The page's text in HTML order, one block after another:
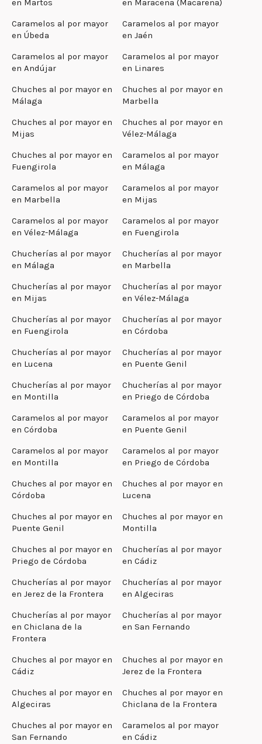
en Martos
en Maracena (Macarena)
Caramelos al por mayor
en Úbeda
Caramelos al por mayor
en Jaén
Caramelos al por mayor
en Andújar
Caramelos al por mayor
en Linares
Chuches al por mayor en
Málaga
Chuches al por mayor en
Marbella
Chuches al por mayor en
Mijas
Chuches al por mayor en
Vélez-Málaga
Chuches al por mayor en
Fuengirola
Caramelos al por mayor
en Málaga
Caramelos al por mayor
en Marbella
Caramelos al por mayor
en Mijas
Caramelos al por mayor
en Vélez-Málaga
Caramelos al por mayor
en Fuengirola
Chucherías al por mayor
en Málaga
Chucherías al por mayor
en Marbella
Chucherías al por mayor
en Mijas
Chucherías al por mayor
en Vélez-Málaga
Chucherías al por mayor
en Fuengirola
Chucherías al por mayor
en Córdoba
Chucherías al por mayor
en Lucena
Chucherías al por mayor
en Puente Genil
Chucherías al por mayor
en Montilla
Chucherías al por mayor
en Priego de Córdoba
Caramelos al por mayor
en Córdoba
Caramelos al por mayor
en Puente Genil
Caramelos al por mayor
en Montilla
Caramelos al por mayor
en Priego de Córdoba
Chuches al por mayor en
Córdoba
Chuches al por mayor en
Lucena
Chuches al por mayor en
Puente Genil
Chuches al por mayor en
Montilla
Chuches al por mayor en
Priego de Córdoba
Chucherías al por mayor
en Cádiz
Chucherías al por mayor
en Jerez de la Frontera
Chucherías al por mayor
en Algeciras
Chucherías al por mayor
en Chiclana de la
Frontera
Chucherías al por mayor
en San Fernando
Chuches al por mayor en
Cádiz
Chuches al por mayor en
Jerez de la Frontera
Chuches al por mayor en
Algeciras
Chuches al por mayor en
Chiclana de la Frontera
Chuches al por mayor en
San Fernando
Caramelos al por mayor
en Cádiz